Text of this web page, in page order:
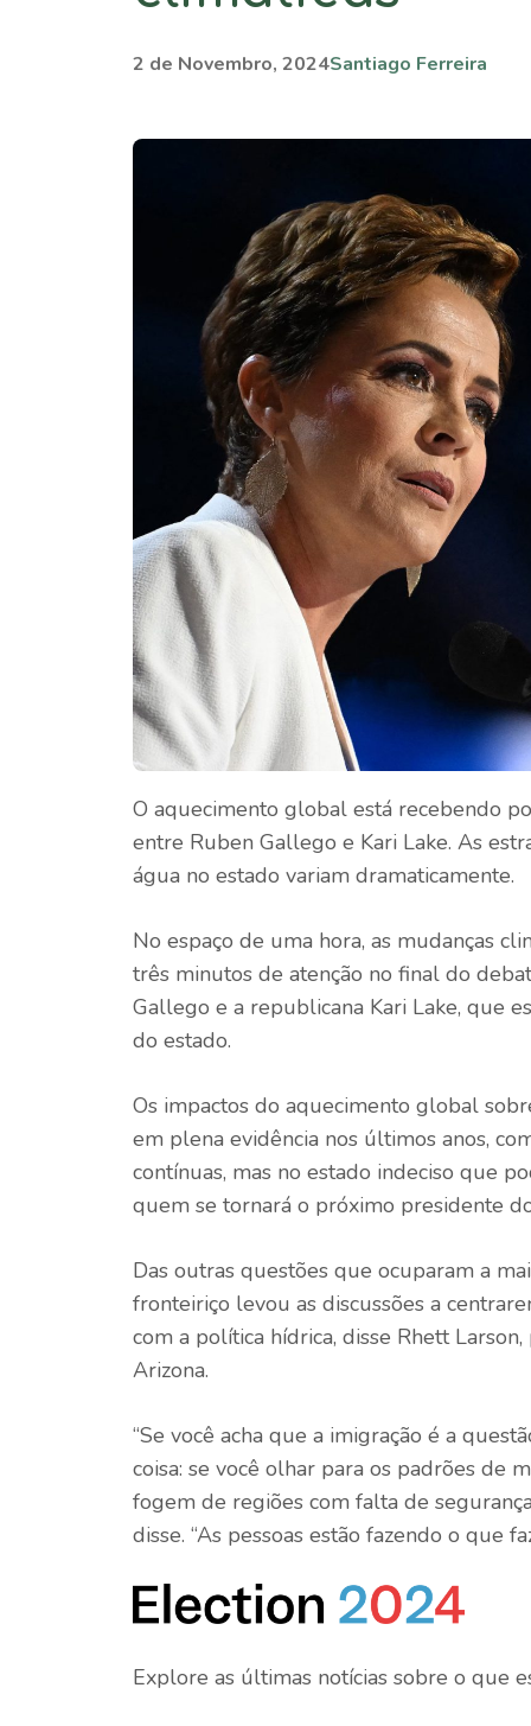
2 de Novembro, 2024Santiago Ferreira
O aquecimento global está recebendo
entre Ruben Gallego e Kari Lake. As
água no estado variam dramaticamente.
No espaço de uma hora, as mudanças
três minutos de atenção no final do
Gallego e a republicana Kari Lake, que
do estado.
Os impactos do aquecimento global
em plena evidência nos últimos anos,
contínuas, mas no estado indeciso que
quem se tornará o próximo presidente
Das outras questões que ocuparam a
fronteiriço levou as discussões a
com a política hídrica, disse Rhett
Arizona.
“Se você acha que a imigração é a
coisa: se você olhar para os padrões de
fogem de regiões com falta de
disse. “As pessoas estão fazendo o que
Explore as últimas notícias sobre o que